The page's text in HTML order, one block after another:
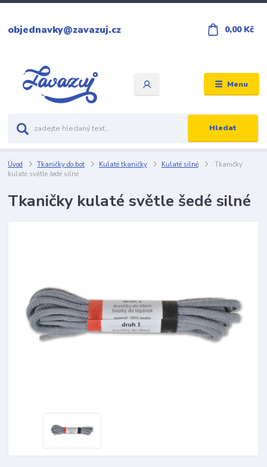
Menu
Hledat
objednavky@zavazuj.cz 0,00 Kč
Úvod Tkaničky do bot Kulaté tkaničky Kulaté silné
Tkaničky
kulaté světle šedé silné
Tkaničky kulaté světle šedé silné